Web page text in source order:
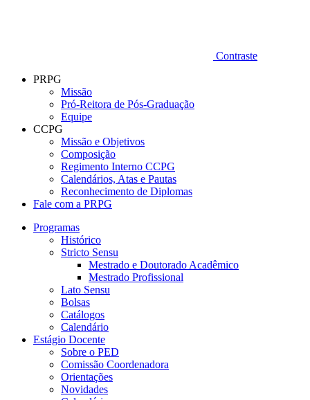
Contraste
PRPG
Missão
Pró-Reitora de Pós-Graduação
Equipe
CCPG
Missão e Objetivos
Composição
Regimento Interno CCPG
Calendários, Atas e Pautas
Reconhecimento de Diplomas
Fale com a PRPG
Programas
Histórico
Stricto Sensu
Mestrado e Doutorado Acadêmico
Mestrado Profissional
Lato Sensu
Bolsas
Catálogos
Calendário
Estágio Docente
Sobre o PED
Comissão Coordenadora
Orientações
Novidades